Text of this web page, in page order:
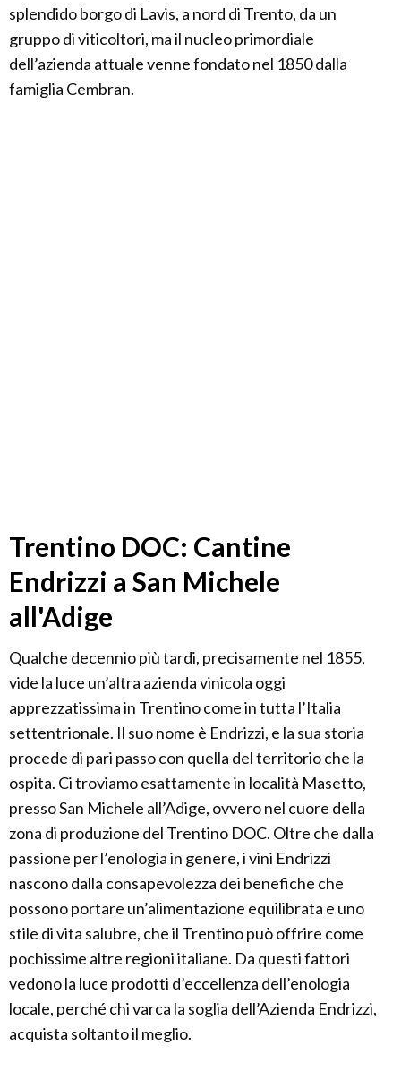
splendido borgo di Lavis, a nord di Trento, da un
gruppo di viticoltori, ma il nucleo primordiale
dell’azienda attuale venne fondato nel 1850 dalla
famiglia Cembran.
Trentino DOC: Cantine
Endrizzi a San Michele
all'Adige
Qualche decennio più tardi, precisamente nel 1855,
vide la luce un’altra azienda vinicola oggi
apprezzatissima in Trentino come in tutta l’Italia
settentrionale. Il suo nome è Endrizzi, e la sua storia
procede di pari passo con quella del territorio che la
ospita. Ci troviamo esattamente in località Masetto,
presso San Michele all’Adige, ovvero nel cuore della
zona di produzione del Trentino DOC. Oltre che dalla
passione per l’enologia in genere, i vini Endrizzi
nascono dalla consapevolezza dei benefiche che
possono portare un’alimentazione equilibrata e uno
stile di vita salubre, che il Trentino può offrire come
pochissime altre regioni italiane. Da questi fattori
vedono la luce prodotti d’eccellenza dell’enologia
locale, perché chi varca la soglia dell’Azienda Endrizzi,
acquista soltanto il meglio.